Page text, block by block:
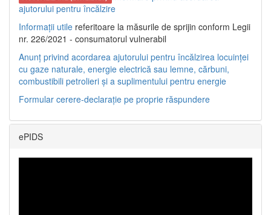
ajutorului pentru încălzire
Informații utile referitoare la măsurile de sprijin conform Legii
nr. 226/2021 - consumatorul vulnerabil
Anunț privind acordarea ajutorului pentru încălzirea locuinței
cu gaze naturale, energie electrică sau lemne, cărbuni,
combustibili petrolieri și a suplimentului pentru energie
Formular cerere-declarație pe proprie răspundere
ePIDS